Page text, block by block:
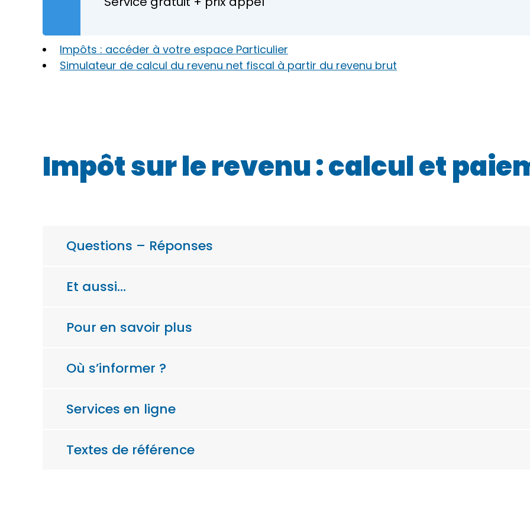
Impôts : accéder à votre espace Particulier
Simulateur de calcul du revenu net fiscal à partir du revenu brut
Impôt sur le revenu : calcul et
Questions – Réponses
Et aussi…
Pour en savoir plus
Où s’informer ?
Services en ligne
Textes de référence